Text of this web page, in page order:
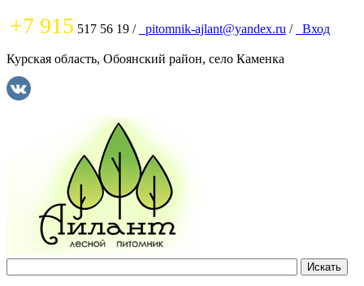
+7 915 517 56 19 / pitomnik-ajlant@yandex.ru / Вход
Курская область, Обоянский район, село Каменка